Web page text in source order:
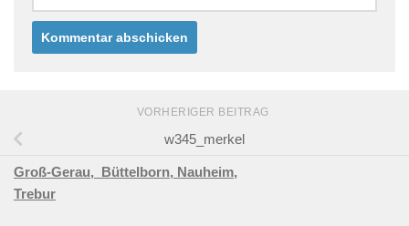
VORHERIGER BEITRAG
w345_merkel
Groß-Gerau, Büttelborn, Nauheim,
Trebur